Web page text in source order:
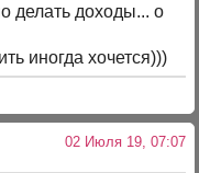
делать доходы... о
иногда хочется)))
02 Июля 19, 07:07